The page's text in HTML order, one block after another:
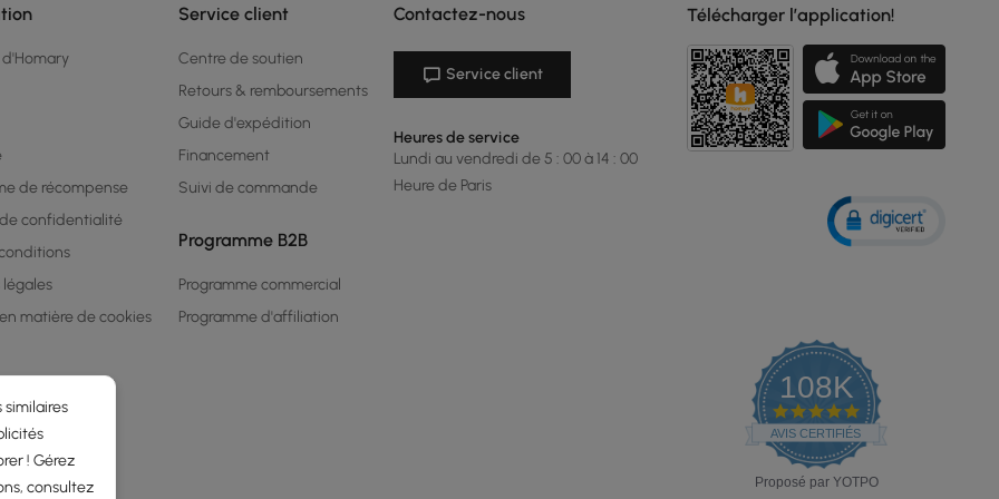
de récompense
confidentialité
légales
matière de cookies
Service client
Centre de soutien
Retours & remboursements
Guide d'expédition
Financement
Suivi de commande
Programme B2B
Programme commercial
Programme d'affiliation
Contactez-nous
Service client
Heures de service
Lundi au vendredi de 5 : 00 à 14 : 00
Heure de Paris
Télécharger l’application!
108K
4.9
star
rating
AVIS CERTIFIÉS
Proposé par YOTPO
! Gérez
consultez